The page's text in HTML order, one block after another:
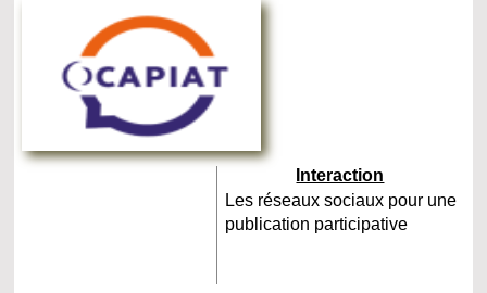
Interaction
Les réseaux sociaux pour une
publication participative